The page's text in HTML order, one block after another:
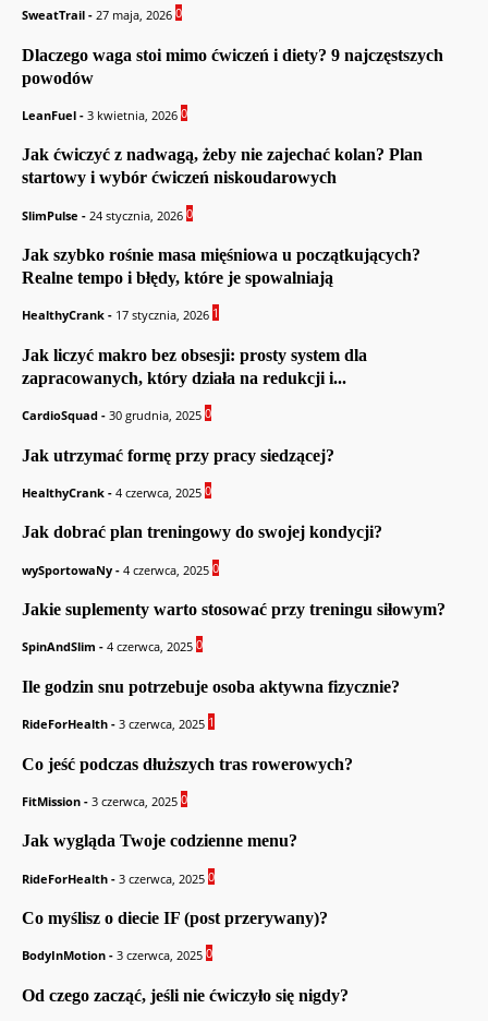
SweatTrail - 27 maja, 2026 0
Dlaczego waga stoi mimo ćwiczeń i diety? 9 najczęstszych
powodów
LeanFuel - 3 kwietnia, 2026 0
Jak ćwiczyć z nadwagą, żeby nie zajechać kolan? Plan
startowy i wybór ćwiczeń niskoudarowych
SlimPulse - 24 stycznia, 2026 0
Jak szybko rośnie masa mięśniowa u początkujących?
Realne tempo i błędy, które je spowalniają
HealthyCrank - 17 stycznia, 2026 1
Jak liczyć makro bez obsesji: prosty system dla
zapracowanych, który działa na redukcji i...
CardioSquad - 30 grudnia, 2025 0
Jak utrzymać formę przy pracy siedzącej?
HealthyCrank - 4 czerwca, 2025 0
Jak dobrać plan treningowy do swojej kondycji?
wySportowaNy - 4 czerwca, 2025 0
Jakie suplementy warto stosować przy treningu siłowym?
SpinAndSlim - 4 czerwca, 2025 0
Ile godzin snu potrzebuje osoba aktywna fizycznie?
RideForHealth - 3 czerwca, 2025 1
Co jeść podczas dłuższych tras rowerowych?
FitMission - 3 czerwca, 2025 0
Jak wygląda Twoje codzienne menu?
RideForHealth - 3 czerwca, 2025 0
Co myślisz o diecie IF (post przerywany)?
BodyInMotion - 3 czerwca, 2025 0
Od czego zacząć, jeśli nie ćwiczyło się nigdy?